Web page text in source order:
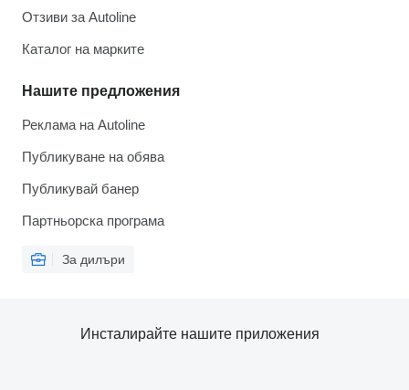
Отзиви за Autoline
Каталог на марките
Нашите предложения
Реклама на Autoline
Публикуване на обява
Публикувай банер
Партньорска програма
За дилъри
Инсталирайте нашите приложения